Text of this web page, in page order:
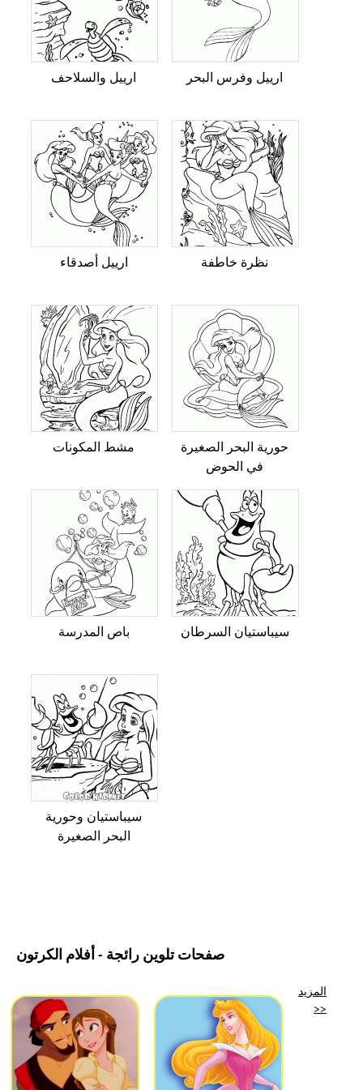
ارييل والسلاحف ارييل وفرس البحر
ارييل أصدقاء نظرة خاطفة
مشط المكونات
حورية البحر الصغيرة
في الحوض
باص المدرسة سيباستيان السرطان
سيباستيان وحورية
البحر الصغيرة
صفحات تلوين رائجة - أفلام الكرتون
المزيد
>>